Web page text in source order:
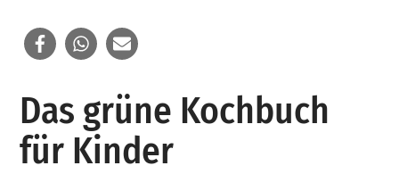
Das grüne Kochbuch
für Kinder